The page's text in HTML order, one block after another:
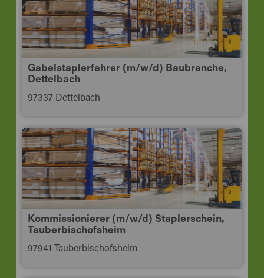
Gabelstaplerfahrer (m/w/d) Baubranche,
Dettelbach
97337 Dettelbach
Kommissionierer (m/w/d) Staplerschein,
Tauberbischofsheim
97941 Tauberbischofsheim